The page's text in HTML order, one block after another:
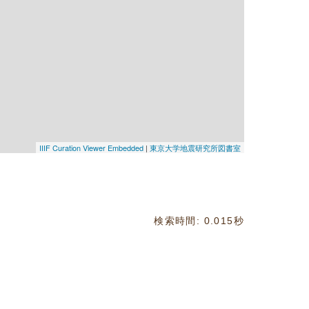
IIIF Curation Viewer Embedded| 東京大学地震研究所図書室
検索時間: 0.015秒